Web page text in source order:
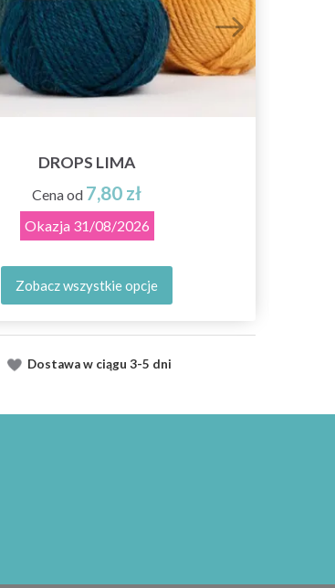
DROPS LIMA
Cena od 7,80 zł
Okazja 31/08/2026
Zobacz wszystkie opcje
Dostawaw ciągu 3-5 dni